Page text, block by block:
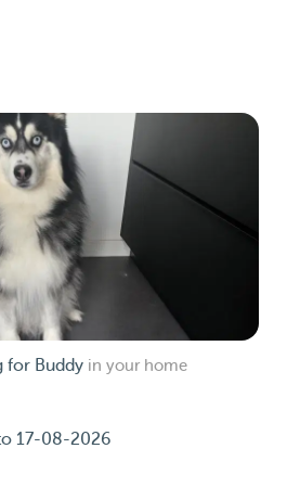
for Buddy in your home
17-08-2026